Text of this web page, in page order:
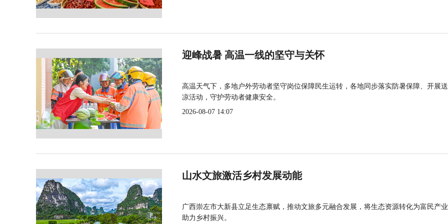
迎峰战暑 高温一线的坚守与关怀
高温天气下，多地户外劳动者坚守岗位保障民生运转，各地同步落实防暑保障、开展
凉活动，守护劳动者健康安全。
2026-08-07 14:07
山水文旅激活乡村发展动能
广西崇左市大新县立足生态禀赋，推动文旅多元融合发展，将生态资源转化为富民产
助力乡村振兴。